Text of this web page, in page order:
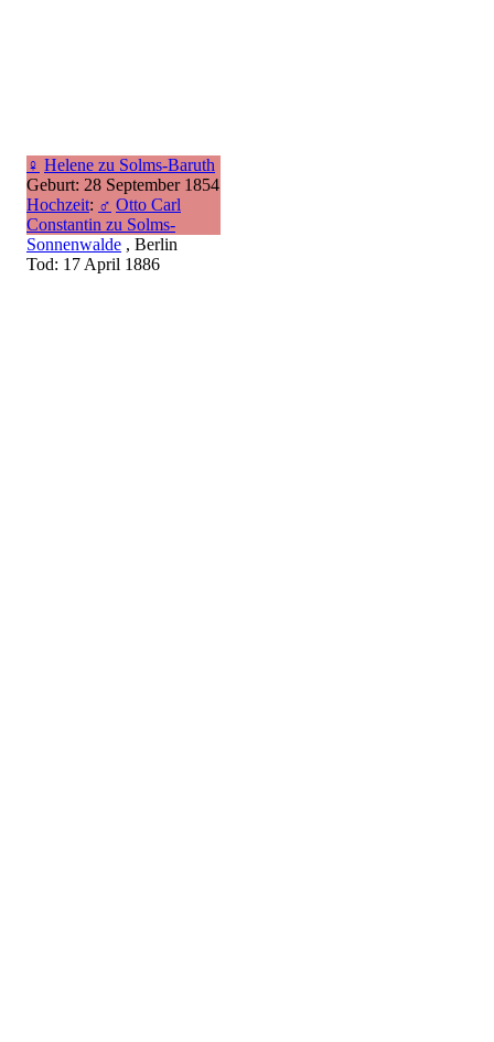
♀ Helene zu Solms-Baruth
Geburt: 28 September 1854
Hochzeit: ♂ Otto Carl
Constantin zu Solms-
Sonnenwalde , Berlin
Tod: 17 April 1886